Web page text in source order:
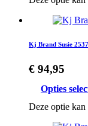
Kj Brand Susie
€ 94,95
Opties
Deze optie